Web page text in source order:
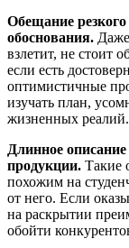
Обещание
обоснования.
взлетит, не стоит
если есть
оптимистичные
изучать план,
жизненных реалий.
Длинное
продукции. Такие
похожим на
от него. Если
на раскрытии
обойти